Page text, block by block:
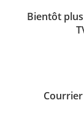
Bientôt